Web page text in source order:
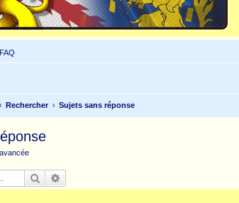
FAQ
Rechercher Sujets sans réponse
Rechercher